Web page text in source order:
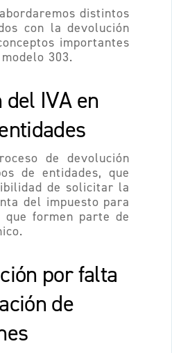
distintos
con la devolución
importantes
303.
IVA en
de devolución
de entidades, que
de solicitar la
del impuesto para
que formen parte de
por falta
de